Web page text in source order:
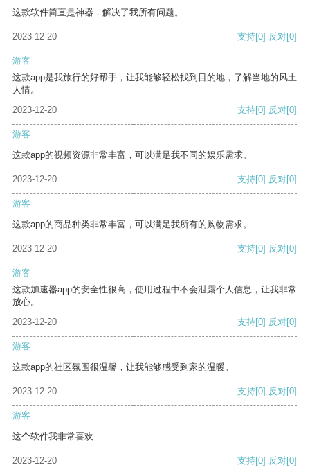
这款软件简直是神器，解决了我所有问题。
2023-12-20 支持[0] 反对[0]
游客
这款app是我旅行的好帮手，让我能够轻松找到目的地，了解当地的风土
人情。
2023-12-20
支持[0] 反对[0]
游客
这款app的视频资源非常丰富，可以满足我不同的娱乐需求。
2023-12-20 支持[0] 反对[0]
游客
这款app的商品种类非常丰富，可以满足我所有的购物需求。
2023-12-20 支持[0] 反对[0]
游客
这款加速器app的安全性很高，使用过程中不会泄露个人信息，让我非常
放心。
2023-12-20
支持[0] 反对[0]
游客
这款app的社区氛围很温馨，让我能够感受到家的温暖。
2023-12-20 支持[0] 反对[0]
游客
这个软件我非常喜欢
2023-12-20 支持[0] 反对[0]